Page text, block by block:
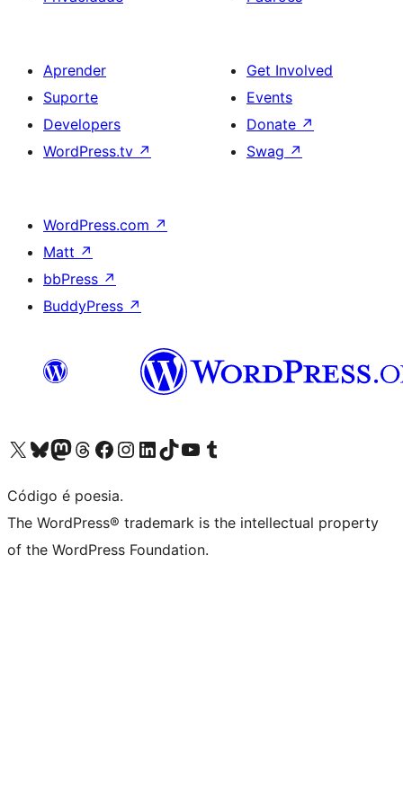
Aprender
Suporte
Developers
WordPress.tv ↗
Get Involved
Events
Donate ↗
Swag ↗
WordPress.com ↗
Matt ↗
bbPress ↗
BuddyPress ↗
Visite a nossa conta X (antigo Twitter)
Visit our Bluesky account
Visit our Mastodon account
Visit our Threads account
Visite a nossa página do Facebook
Visite a nossa conta no Instagram
Visite a nossa conta no LinkedIn
Visit our TikTok account
Visit our YouTube channel
Visit our Tumblr account
Código é poesia.
The WordPress® trademark is the intellectual property
of the WordPress Foundation.